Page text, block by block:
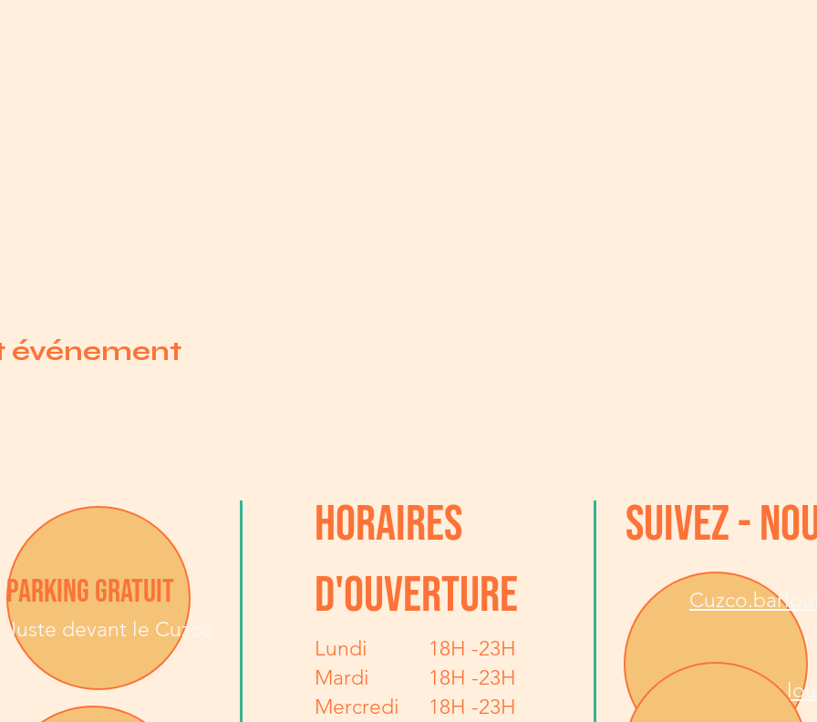
événement
SUIVEZ -
HORAIREs
D'OUVERTURE
Lundi
Mardi
Mercredi
18H -23H
18H -23H
18H -23H
Cuzco bar
Juste devant le Cuzco
PARKING GRATUIT